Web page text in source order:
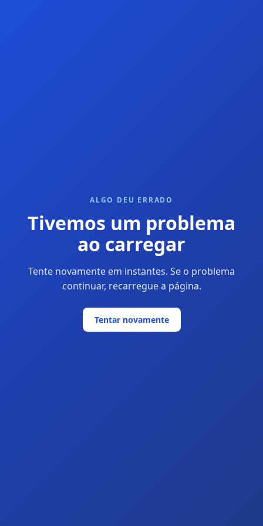
ALGO DEU ERRADO
Tivemos um problema
ao carregar
Tente novamente em instantes. Se o problema
continuar, recarregue a página.
Tentar novamente